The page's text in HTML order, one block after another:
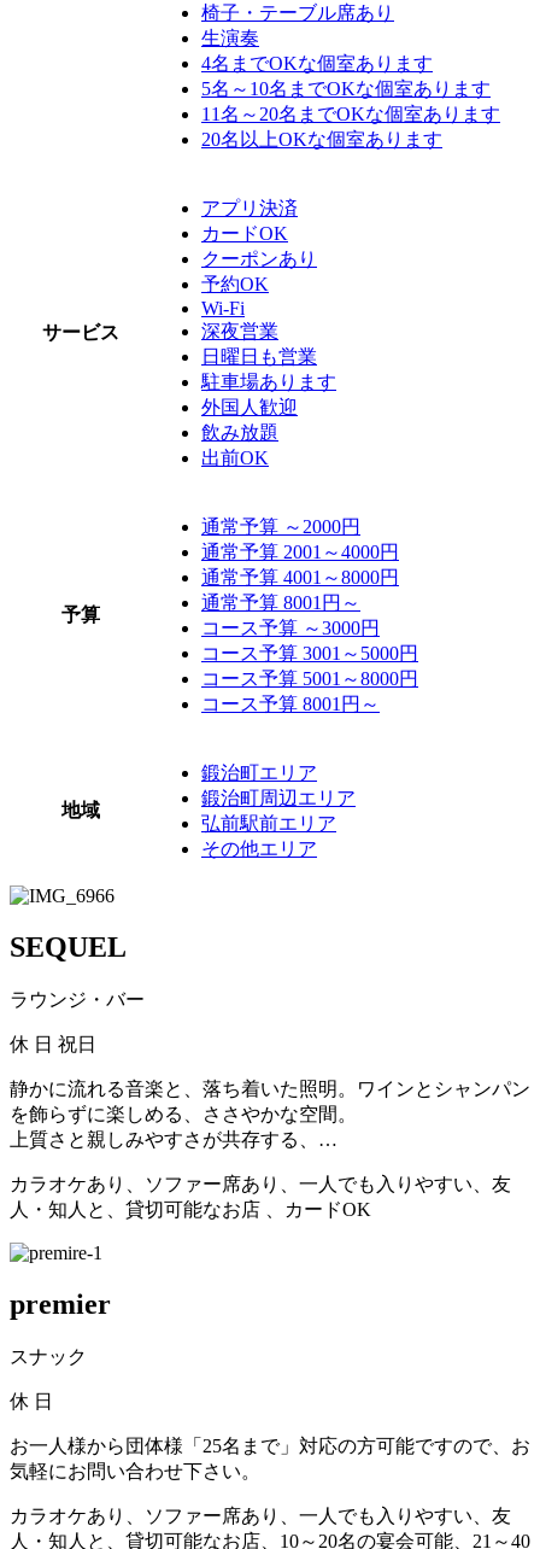
椅子・テーブル席あり
生演奏
4名までOKな個室あります
5名～10名までOKな個室あります
11名～20名までOKな個室あります
20名以上OKな個室あります
サービス
アプリ決済
カードOK
クーポンあり
予約OK
Wi-Fi
深夜営業
日曜日も営業
駐車場あります
外国人歓迎
飲み放題
出前OK
予算
通常予算 ～2000円
通常予算 2001～4000円
通常予算 4001～8000円
通常予算 8001円～
コース予算 ～3000円
コース予算 3001～5000円
コース予算 5001～8000円
コース予算 8001円～
地域
鍛治町エリア
鍛治町周辺エリア
弘前駅前エリア
その他エリア
SEQUEL
ラウンジ・バー
休 日 祝日
静かに流れる音楽と、落ち着いた照明。ワインとシャンパン
を飾らずに楽しめる、ささやかな空間。
上質さと親しみやすさが共存する、…
カラオケあり、ソファー席あり、一人でも入りやすい、友
人・知人と、貸切可能なお店 、カードOK
premier
スナック
休 日
お一人様から団体様「25名まで」対応の方可能ですので、お
気軽にお問い合わせ下さい。
カラオケあり、ソファー席あり、一人でも入りやすい、友
人・知人と、貸切可能なお店、10～20名の宴会可能、21～40